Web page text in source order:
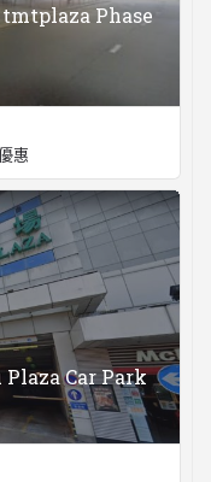
tmtplaza Phase
惠
Plaza Car Park